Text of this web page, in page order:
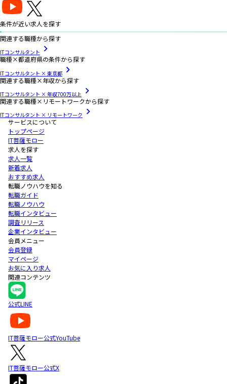
条件が近い求人を探す
関連する職種から探す
ITコンサルタント
職種×都道府県の条件から探す
ITコンサルタント × 東京都
関連する職種×年収から探す
ITコンサルタント × 年収700万以上
関連する職種×リモートワークから探す
ITコンサルタント × リモートワーク
サービスについて
トップページ
IT菩薩モロー
求人を探す
求人一覧
新着求人
おすすめ求人
転職ノウハウを知る
転職ガイド
転職ノウハウ
転職インタビュー
調査リリース
企業インタビュー
会員メニュー
会員登録
マイページ
お気に入り求人
関連コンテンツ
公式LINE
IT菩薩モロー公式YouTube
IT菩薩モロー公式X